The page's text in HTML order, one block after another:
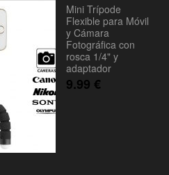
Mini Trípode
Flexible para Móvil
y Cámara
Fotográfica con
rosca 1/4" y
adaptador
9.99 €